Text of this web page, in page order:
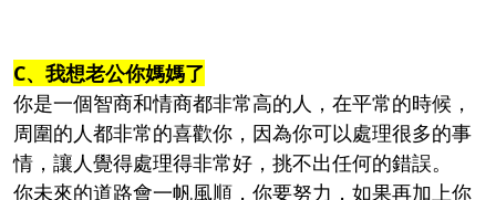
C、我想老公你媽媽了
你是一個智商和情商都非常高的人，在平常的時候，
周圍的人都非常的喜歡你，因為你可以處理很多的事
情，讓人覺得處理得非常好，挑不出任何的錯誤。
你未來的道路會一帆風順，你要努力，如果再加上你